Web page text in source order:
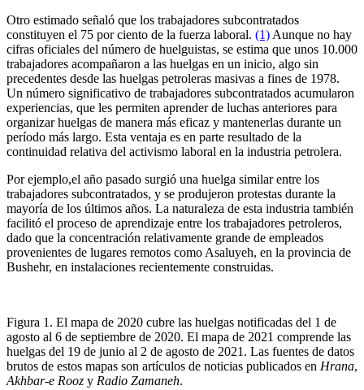
Otro estimado señaló que los trabajadores subcontratados
constituyen el 75 por ciento de la fuerza laboral. (1) Aunque no hay
cifras oficiales del número de huelguistas, se estima que unos 10.000
trabajadores acompañaron a las huelgas en un inicio, algo sin
precedentes desde las huelgas petroleras masivas a fines de 1978.
Un número significativo de trabajadores subcontratados acumularon
experiencias, que les permiten aprender de luchas anteriores para
organizar huelgas de manera más eficaz y mantenerlas durante un
período más largo. Esta ventaja es en parte resultado de la
continuidad relativa del activismo laboral en la industria petrolera.
Por ejemplo,el año pasado surgió una huelga similar entre los
trabajadores subcontratados, y se produjeron protestas durante la
mayoría de los últimos años. La naturaleza de esta industria también
facilitó el proceso de aprendizaje entre los trabajadores petroleros,
dado que la concentración relativamente grande de empleados
provenientes de lugares remotos como Asaluyeh, en la provincia de
Bushehr, en instalaciones recientemente construidas.
Figura 1. El mapa de 2020 cubre las huelgas notificadas del 1 de
agosto al 6 de septiembre de 2020. El mapa de 2021 comprende las
huelgas del 19 de junio al 2 de agosto de 2021. Las fuentes de datos
brutos de estos mapas son artículos de noticias publicados en Hrana,
Akhbar-e Rooz y Radio Zamaneh.